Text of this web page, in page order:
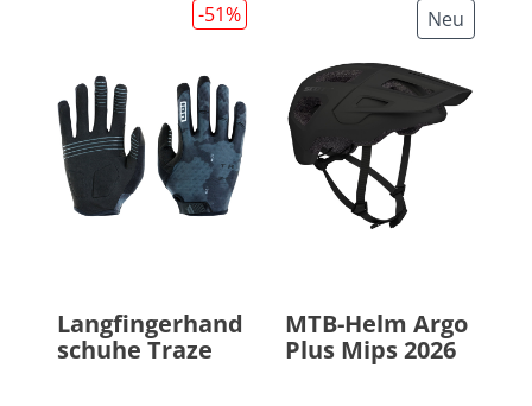
-51%
Langfingerhand
schuhe Traze
Neu
MTB-Helm Argo
Plus Mips 2026